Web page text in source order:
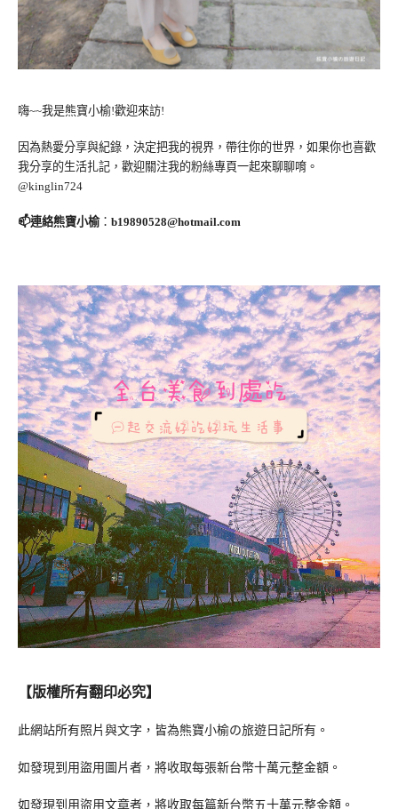
嗨~~我是熊寶小榆!歡迎來訪!
因為熱愛分享與紀錄，決定把我的視界，帶往你的世界，如果你也喜歡
我分享的生活扎記，歡迎關注我的粉絲專頁一起來聊聊唷。
@kinglin724
📫連絡熊寶小榆： b19890528@hotmail.com
【版權所有翻印必究】
此網站所有照片與文字，皆為熊寶小榆の旅遊日記所有。
如發現到用盜用圖片者，將收取每張新台幣十萬元整金額。
如發現到用盜用文章者，將收取每篇新台幣五十萬元整金額。